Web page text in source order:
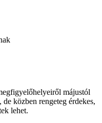
májustól
közben rengeteg érdekes,
lehet.